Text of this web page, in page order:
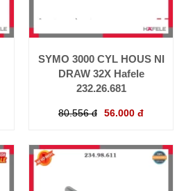
SYMO 3000 CYL HOUS NI
DRAW 32X Hafele
232.26.681
80.556 đ 56.000 đ